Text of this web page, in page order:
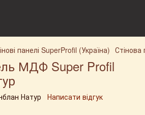
панелі SuperProfil (Україна)
МДФ Super Profil
Натур Написати відгук